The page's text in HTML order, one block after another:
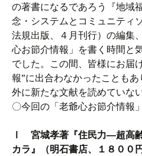
の著書になるであろう『地域
念・システムとコミュニティ
法規出版、４月刊行）の編集
心お節介情報」を書く時間と
でした。この間、皆様にお届
報”に出合わなかったことも
外に新たな文献を読めていな
〇今回の「老爺心お節介情報
Ⅰ 宮城孝著『住民力―超高
カラ』（明石書店、１８００円